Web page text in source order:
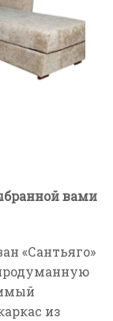
вами
«Сантьяго»
из